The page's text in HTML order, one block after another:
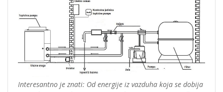
Interesantno je znati: Od energije iz vazduha koja se dobija